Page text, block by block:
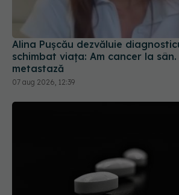
Alina Pușcău dezvăluie
schimbat viața: Am cancer la
metastază
07 aug 2026, 12:39